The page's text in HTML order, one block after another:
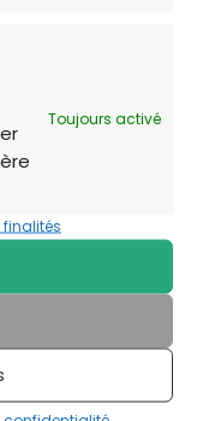
Toujours activé
finalités
des
Rhône
sûr,
sur la